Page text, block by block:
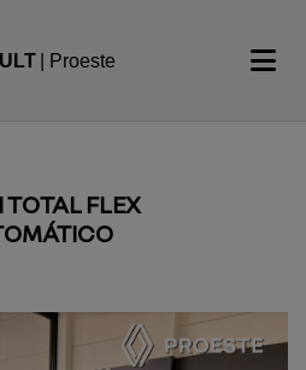
| Proeste
TOTAL FLEX